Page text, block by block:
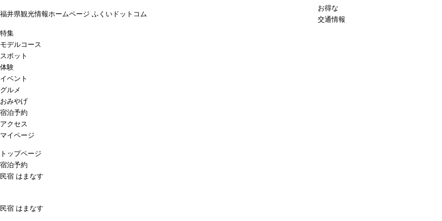
福井県観光情報ホームページ ふくいドットコム
お得な
交通情報
特集
モデルコース
スポット
体験
イベント
グルメ
おみやげ
宿泊予約
アクセス
マイページ
トップページ
宿泊予約
民宿 はまなす
民宿 はまなす